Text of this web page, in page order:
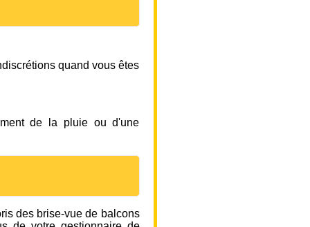
quand vous êtes
de la pluie ou d'une
des brise-vue de balcons